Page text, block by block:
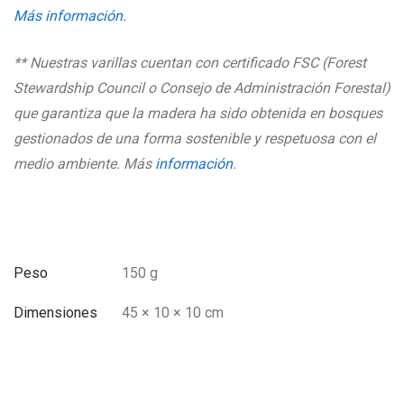
Más información.
** Nuestras varillas cuentan con certificado FSC (Forest
Stewardship Council o Consejo de Administración Forestal)
que garantiza que la madera ha sido obtenida en bosques
gestionados de una forma sostenible y respetuosa con el
medio ambiente. Más información.
Peso 150 g
Dimensiones 45 × 10 × 10 cm